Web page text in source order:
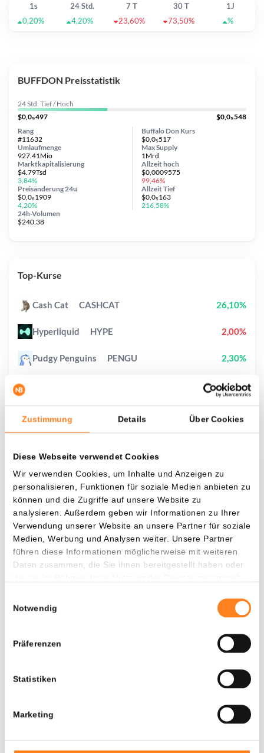
Zustimmung Details Über Cookies
Diese Webseite verwendet Cookies
Wir verwenden Cookies, um Inhalte und Anzeigen zu
personalisieren, Funktionen für soziale Medien anbieten zu
können und die Zugriffe auf unsere Website zu
analysieren. Außerdem geben wir Informationen zu Ihrer
Verwendung unserer Website an unsere Partner für soziale
Medien, Werbung und Analysen weiter. Unsere Partner
führen diese Informationen möglicherweise mit weiteren
Daten zusammen, die Sie ihnen bereitgestellt haben oder
Notwendig
Präferenzen
Statistiken
Marketing
1s 24 Std. 7 T 30 T
1J
0,20%
4,20% 23,60% 73,50% %
Was, wenn ich...?
Zie hoeveel waarde je vandaag zou hebben als
je dollar-cost averaging had toegepast op
verschillende cryptocurrencies.
Hätte investiert In
$
- 0,00%
BUFFDON Preisstatistik
24 Std. Tief / Hoch
$0,0₅497
$0,0₅548
Buffalo Don Kurs
$0,0₅517
Umlaufmenge
927.41Mio
Preisänderung 24u
$0,0₆1909
4,20%
Max Supply
1Mrd
Marktkapitalisierung
$4.79Tsd
3,84%
24h-Volumen
$240.38
Rang
#11632
Allzeithoch
$0,0009575
99,46%
AllzeitTief
$0,0₅163
216,58%
Top-Kurse
Cash Cat CASHCAT 26,10%
Hyperliquid HYPE 2,00%
Pudgy Penguins PENGU 2,30%
60,30%